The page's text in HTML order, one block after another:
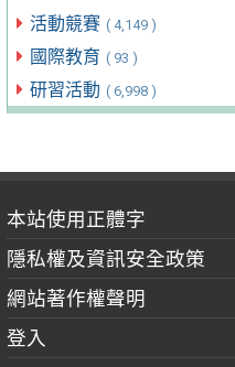
活動競賽 ( 4,149 )
國際教育 ( 93 )
研習活動 ( 6,998 )
本站使用正體字
隱私權及資訊安全政策
網站著作權聲明
登入